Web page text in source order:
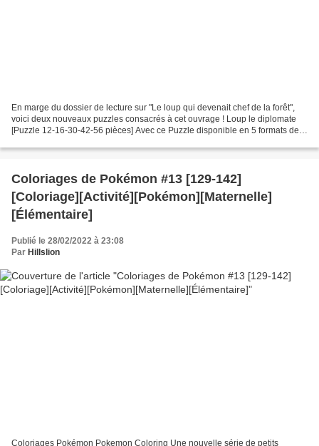
En marge du dossier de lecture sur "Le loup qui devenait chef de la forêt",
voici deux nouveaux puzzles consacrés à cet ouvrage ! Loup le diplomate
[Puzzle 12-16-30-42-56 pièces] Avec ce Puzzle disponible en 5 formats de
Coloriages de Pokémon #13 [129-142]
[Coloriage][Activité][Pokémon][Maternelle]
[Élémentaire]
Publié le 28/02/2022 à 23:08
Par Hillslion
Coloriages Pokémon Pokemon Coloring Une nouvelle série de petits